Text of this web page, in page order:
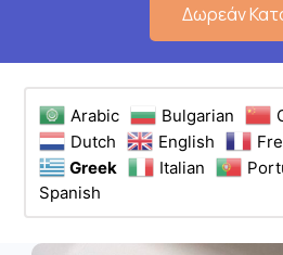
Δωρεάν
Arabic Bulgarian
Dutch
English
Greek
Italian
Spanish